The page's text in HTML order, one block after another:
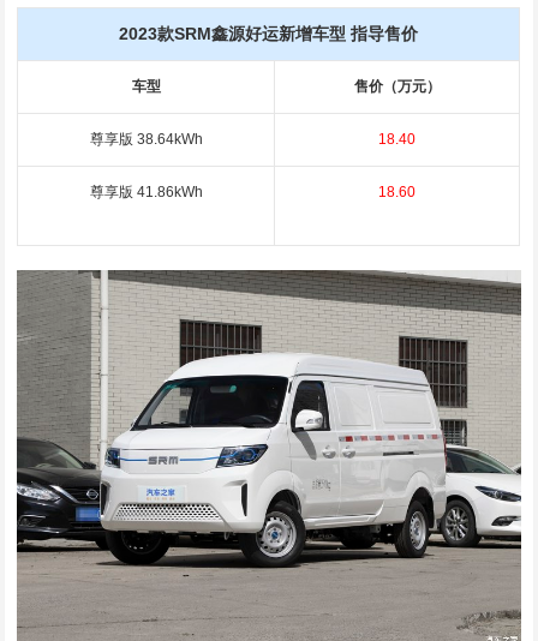
2023款SRM鑫源好运新增车型 指导售价
车型 售价（万元）
尊享版 38.64kWh 18.40
尊享版 41.86kWh 18.60